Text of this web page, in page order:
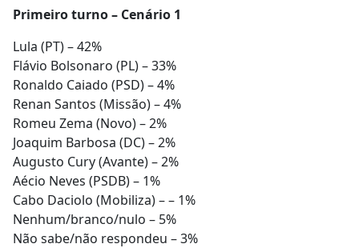
Primeiro turno – Cenário 1
Lula (PT) – 42%
Flávio Bolsonaro (PL) – 33%
Ronaldo Caiado (PSD) – 4%
Renan Santos (Missão) – 4%
Romeu Zema (Novo) – 2%
Joaquim Barbosa (DC) – 2%
Augusto Cury (Avante) – 2%
Aécio Neves (PSDB) – 1%
Cabo Daciolo (Mobiliza) – – 1%
Nenhum/branco/nulo – 5%
Não sabe/não respondeu – 3%